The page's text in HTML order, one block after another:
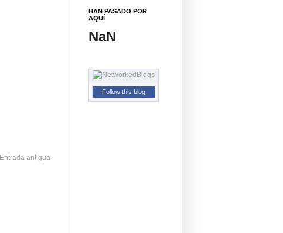
Entrada antigua
HAN PASADO POR
AQUÍ
NaN
Follow this blog